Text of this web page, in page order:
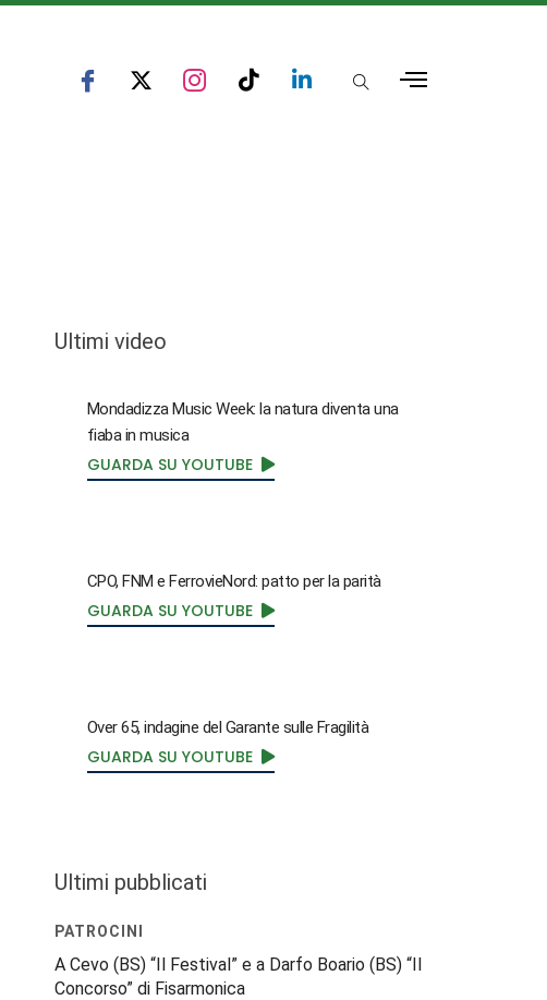
Ultimi video
Mondadizza Music Week: la natura diventa una
fiaba in musica
GUARDA SU YOUTUBE
CPO, FNM e FerrovieNord: patto per la parità
GUARDA SU YOUTUBE
Over 65, indagine del Garante sulle Fragilità
GUARDA SU YOUTUBE
Ultimi pubblicati
PATROCINI
A Cevo (BS) “Il Festival” e a Darfo Boario (BS) “Il
Concorso” di Fisarmonica